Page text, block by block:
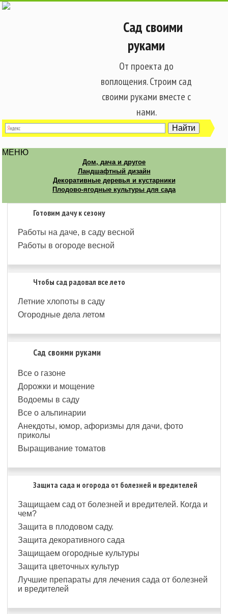
Сад своими
руками
От проекта до
воплощения. Строим сад
своими руками вместе с
нами.
МЕНЮ
Дом, дача и другое
Ландшафтный дизайн
Декоративные деревья и кустарники
Плодово-ягодные культуры для сада
Готовим дачу к сезону
Работы на даче, в саду весной
Работы в огороде весной
Чтобы сад радовал все лето
Летние хлопоты в саду
Огородные дела летом
Сад своими руками
Все о газоне
Дорожки и мощение
Водоемы в саду
Все о альпинарии
Анекдоты, юмор, афоризмы для дачи, фото
приколы
Выращивание томатов
Защита сада и огорода от болезней и вредителей
Защищаем сад от болезней и вредителей. Когда и
чем?
Защита в плодовом саду.
Защита декоративного сада
Защищаем огородные культуры
Защита цветочных культур
Лучшие препараты для лечения сада от болезней
и вредителей